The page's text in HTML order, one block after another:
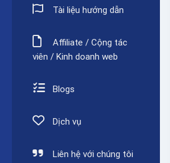
Tài liệu hướng dẫn
Affiliate / Cộng tác
viên / Kinh doanh web
Blogs
Dịch vụ
Liên hệ với chúng tôi